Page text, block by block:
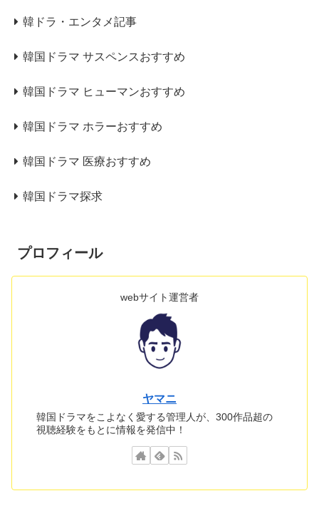
韓ドラ・エンタメ記事
韓国ドラマ サスペンスおすすめ
韓国ドラマ ヒューマンおすすめ
韓国ドラマ ホラーおすすめ
韓国ドラマ 医療おすすめ
韓国ドラマ探求
プロフィール
webサイト運営者
ヤマニ
韓国ドラマをこよなく愛する管理人が、300作品超の
視聴経験をもとに情報を発信中！